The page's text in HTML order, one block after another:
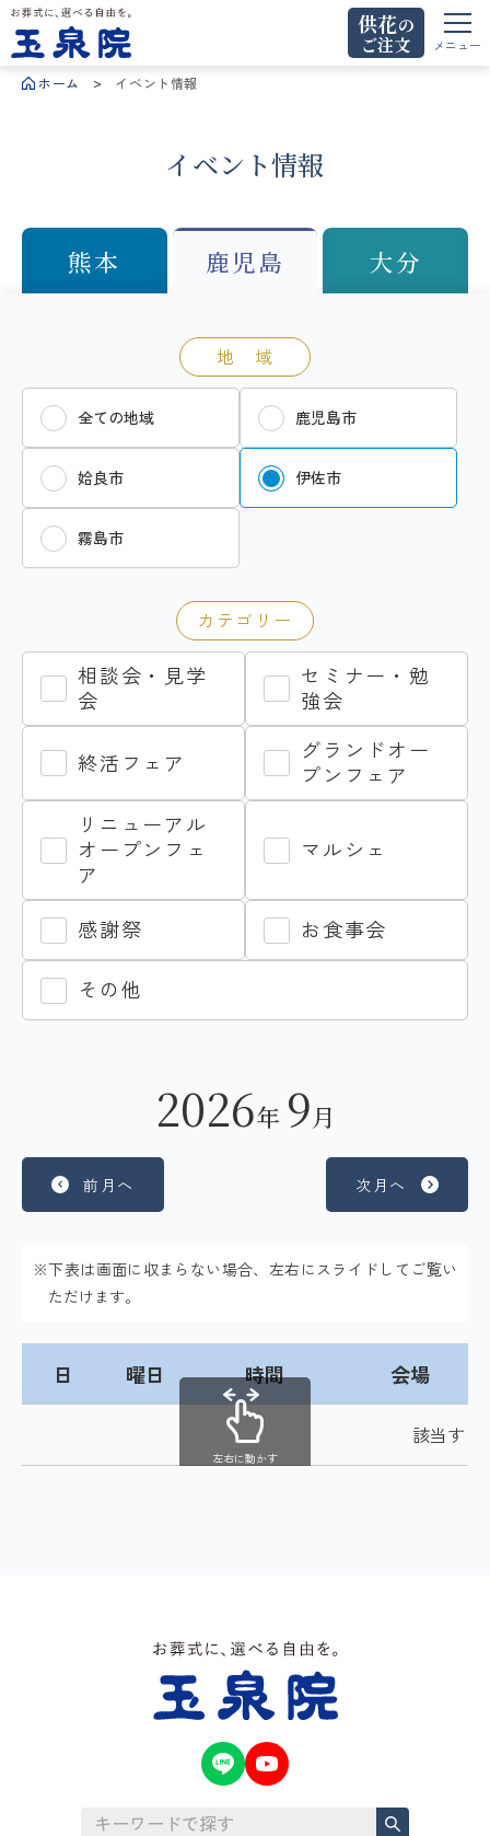
お葬式に、選べる自由を。玉泉院
供花の
ご注文
メニュー
ホーム イベント情報
イベント情報
熊本 鹿児島 大分
地 域
全ての地域 鹿児島市
姶良市 伊佐市
霧島市
カテゴリー
相談会・見学
会
セミナー・勉
強会
終活フェア
グランドオー
プンフェア
リニューアル
オープンフェ
ア
マルシェ
感謝祭 お食事会
その他
2026年 9月
前月へ 次月へ
※下表は画面に収まらない場合、左右にスライドしてご覧い
ただけます。
日 曜日 時間 会場
該当する
左右に動かす